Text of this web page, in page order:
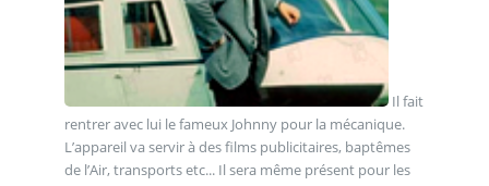
Il fait
rentrer avec lui le fameux Johnny pour la mécanique.
L’appareil va servir à des films publicitaires, baptêmes
de l’Air, transports etc... Il sera même présent pour les